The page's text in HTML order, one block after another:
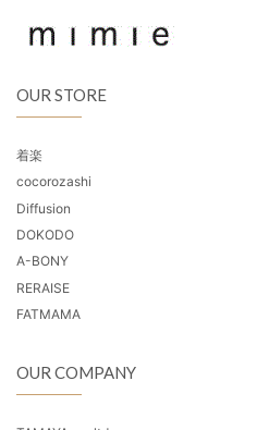
OUR STORE
着楽
cocorozashi
Diffusion
DOKODO
A-BONY
RERAISE
FATMAMA
OUR COMPANY